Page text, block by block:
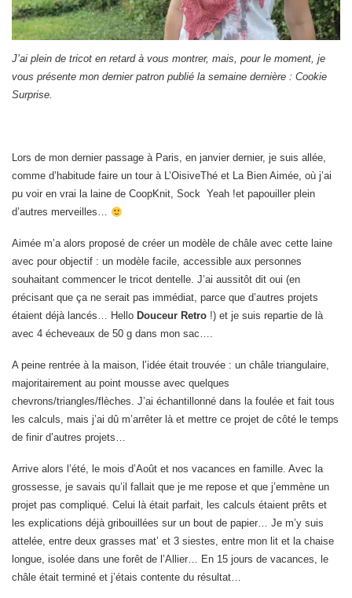
J’ai plein de tricot en retard à vous montrer, mais, pour le moment, je
vous présente mon dernier patron publié la semaine dernière : Cookie
Surprise.
Lors de mon dernier passage à Paris, en janvier dernier, je suis allée,
comme d’habitude faire un tour à L’OisiveThé et La Bien Aimée, où j’ai
pu voir en vrai la laine de CoopKnit, Sock Yeah !et papouiller plein
d’autres merveilles…
Aimée m’a alors proposé de créer un modèle de châle avec cette laine
avec pour objectif : un modèle facile, accessible aux personnes
souhaitant commencer le tricot dentelle. J’ai aussitôt dit oui (en
précisant que ça ne serait pas immédiat, parce que d’autres projets
étaient déjà lancés… Hello Douceur Retro !) et je suis repartie de là
avec 4 écheveaux de 50 g dans mon sac….
A peine rentrée à la maison, l’idée était trouvée : un châle triangulaire,
majoritairement au point mousse avec quelques
chevrons/triangles/flèches. J’ai échantillonné dans la foulée et fait tous
les calculs, mais j’ai dû m’arrêter là et mettre ce projet de côté le temps
de finir d’autres projets…
Arrive alors l’été, le mois d’Août et nos vacances en famille. Avec la
grossesse, je savais qu’il fallait que je me repose et que j’emmène un
projet pas compliqué. Celui là était parfait, les calculs étaient prêts et
les explications déjà gribouillées sur un bout de papier… Je m’y suis
attelée, entre deux grasses mat’ et 3 siestes, entre mon lit et la chaise
longue, isolée dans une forêt de l’Allier… En 15 jours de vacances, le
châle était terminé et j’étais contente du résultat…